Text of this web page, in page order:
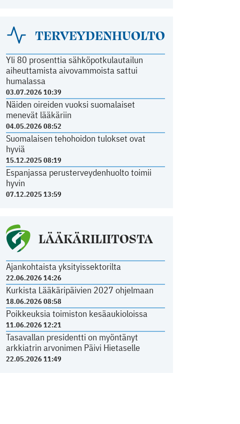
TERVEYDENHUOLTO
Yli 80 prosenttia sähköpotkulautailun
aiheuttamista aivovammoista sattui
humalassa
03.07.2026 10:39
Näiden oireiden vuoksi suomalaiset
menevät lääkäriin
04.05.2026 08:52
Suomalaisen tehohoidon tulokset ovat
hyviä
15.12.2025 08:19
Espanjassa perusterveydenhuolto toimii
hyvin
07.12.2025 13:59
LÄÄKÄRILIITOSTA
Ajankohtaista yksityissektorilta
22.06.2026 14:26
Kurkista Lääkäripäivien 2027 ohjelmaan
18.06.2026 08:58
Poikkeuksia toimiston kesäaukioloissa
11.06.2026 12:21
Tasavallan presidentti on myöntänyt
arkkiatrin arvonimen Päivi Hietaselle
22.05.2026 11:49